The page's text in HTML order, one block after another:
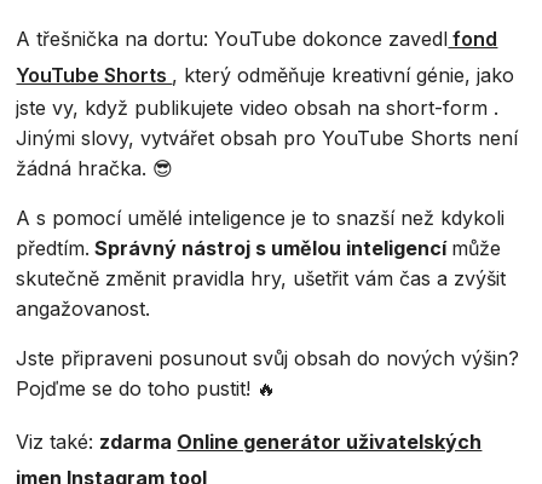
A třešnička na dortu: YouTube dokonce zavedl fond
YouTube Shorts , který odměňuje kreativní génie, jako
jste vy, když publikujete video obsah na short-form .
Jinými slovy, vytvářet obsah pro YouTube Shorts není
žádná hračka. 😎
A s pomocí umělé inteligence je to snazší než kdykoli
předtím. Správný nástroj s umělou inteligencí může
skutečně změnit pravidla hry, ušetřit vám čas a zvýšit
angažovanost.
Jste připraveni posunout svůj obsah do nových výšin?
Pojďme se do toho pustit! 🔥
Viz také: zdarma Online generátor uživatelských
jmen Instagram tool‍